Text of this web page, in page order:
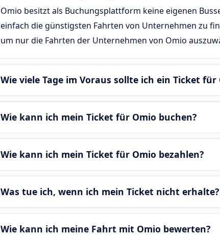
Omio besitzt als Buchungsplattform keine eigenen
einfach die günstigsten Fahrten von Unternehmen zu
um nur die Fahrten der Unternehmen von Omio
Wie viele Tage im Voraus sollte ich ein Ticket für
Wie kann ich mein Ticket für Omio buchen?
Wie kann ich mein Ticket für Omio bezahlen?
Was tue ich, wenn ich mein Ticket nicht erhalte?
Wie kann ich meine Fahrt mit Omio bewerten?